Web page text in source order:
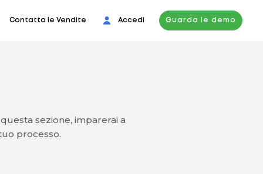
Contatta le Vendite Accedi Guarda le demo
sezione, imparerai a
processo.